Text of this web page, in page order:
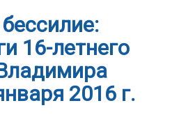
16-летнего
2016 г.